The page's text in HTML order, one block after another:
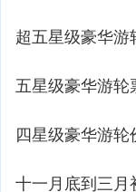
超五星级豪华游
五星级豪华游轮
四星级豪华游
十一月底到三月